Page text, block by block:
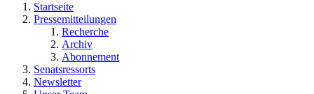
Startseite
Pressemitteilungen
Recherche
Archiv
Abonnement
Senatsressorts
Newsletter